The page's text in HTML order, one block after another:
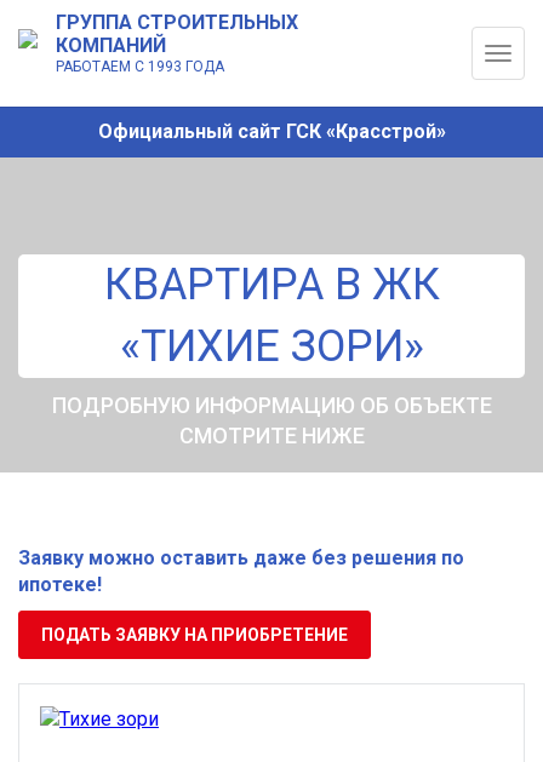
Официальный сайт ГСК «Красстрой»
ГРУППА СТРОИТЕЛЬНЫХ
КОМПАНИЙ
РАБОТАЕМ С 1993 ГОДА
КВАРТИРА В ЖК
«ТИХИЕ ЗОРИ»
ПОДРОБНУЮ ИНФОРМАЦИЮ ОБ ОБЪЕКТЕ
СМОТРИТЕ НИЖЕ
Заявку можно оставить даже без решения по
ипотеке!
ПОДАТЬ ЗАЯВКУ НА ПРИОБРЕТЕНИЕ